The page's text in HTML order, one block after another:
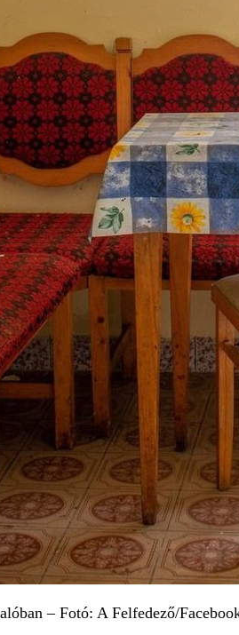
– Fotó: A Felfedező/